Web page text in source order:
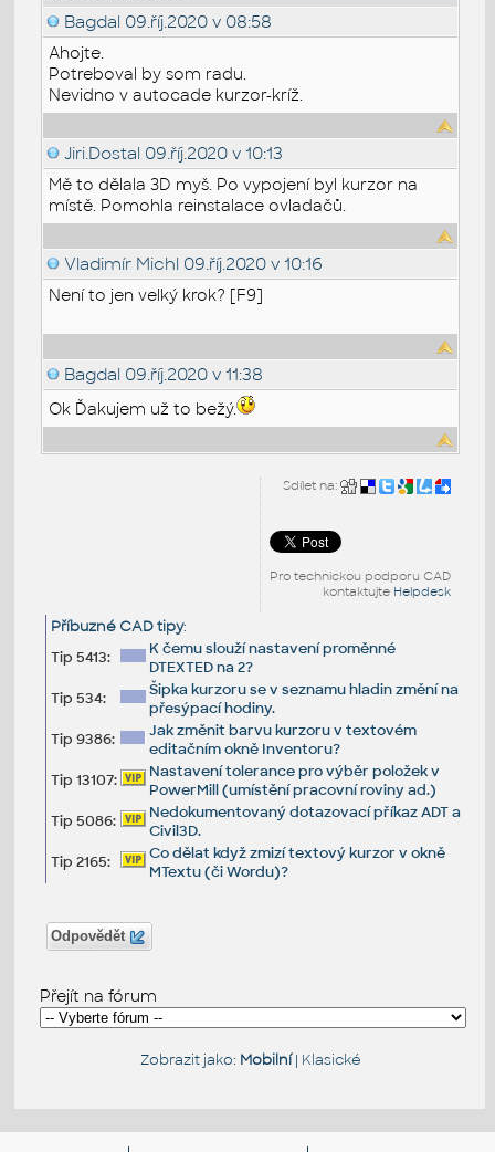
Bagdal 09.říj.2020 v 08:58
Ahojte.
Potreboval by som radu.
Nevidno v autocade kurzor-kríž.
Jiri.Dostal 09.říj.2020 v 10:13
Mě to dělala 3D myš. Po vypojení byl kurzor na
místě. Pomohla reinstalace ovladačů.
Vladimír Michl 09.říj.2020 v 10:16
Není to jen velký krok? [F9]
Bagdal 09.říj.2020 v 11:38
Ok Ďakujem už to bežý.
Sdílet na:
Pro technickou podporu CAD
kontaktujte Helpdesk
Příbuzné CAD tipy:
Tip 5413:
K čemu slouží nastavení proměnné
DTEXTED na 2?
Tip 534:
Šipka kurzoru se v seznamu hladin změní na
přesýpací hodiny.
Tip 9386:
Jak změnit barvu kurzoru v textovém
editačním okně Inventoru?
Tip 13107:
Nastavení tolerance pro výběr položek v
PowerMill (umístění pracovní roviny ad.)
Tip 5086:
Nedokumentovaný dotazovací příkaz ADT a
Civil3D.
Tip 2165:
Co dělat když zmizí textový kurzor v okně
MTextu (či Wordu)?
Odpovědět
Přejít na fórum
Zobrazit jako: Mobilní| Klasické